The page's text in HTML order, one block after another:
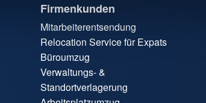
Firmenkunden
Mitarbeiterentsendung
Relocation Service für Expats
Büroumzug
Verwaltungs- &
Standortverlagerung